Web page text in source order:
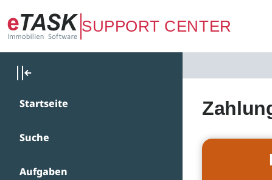
Zum Hauptinhalt springen
SUPPORT CENTER
Startseite
Suche
Aufgaben